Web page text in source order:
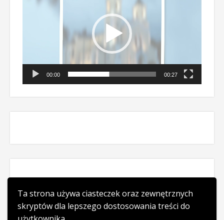
Ta strona używa ciasteczek oraz zewnętrznych
skryptów dla lepszego dostosowania treści do
00:00 00:27